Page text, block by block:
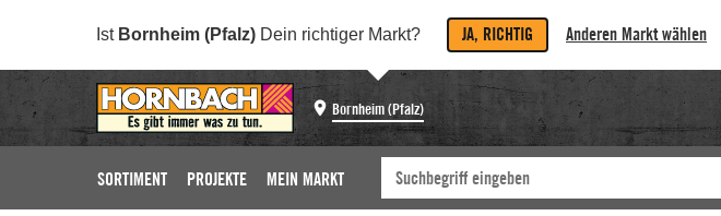
Ist Bornheim (Pfalz) Dein richtiger Markt? JA, RICHTIG Anderen Markt wählen
Bornheim (Pfalz)
SORTIMENT PROJEKTE MEIN MARKT